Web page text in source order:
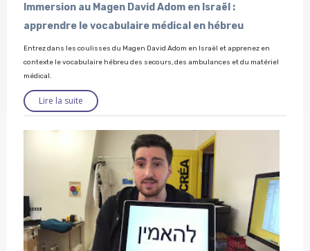
Immersion au Magen David Adom en Israël :
apprendre le vocabulaire médical en hébreu
Entrez dans les coulisses du Magen David Adom en Israël et apprenez en
contexte le vocabulaire hébreu des secours, des ambulances et du matériel
médical.
Lire la suite